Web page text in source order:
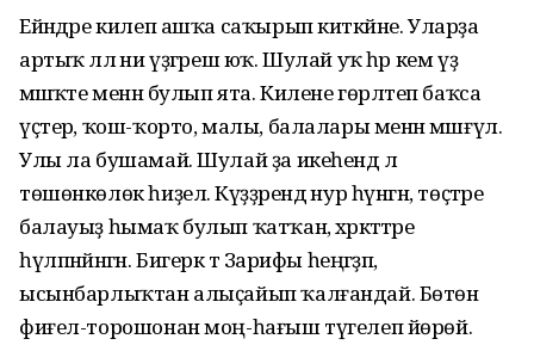
Ейәндәре килеп ашҡа саҡырып киткәйне. Уларҙа
артыҡ әллә ни үҙгәреш юҡ. Шулай уҡ һәр кем үҙ
мәшәҡәте менән булып ята. Килене гөрләтеп баҡса
үҫтерә, ҡош-ҡорто, малы, балалары менән мәшғүл.
Улы ла бушамай. Шулай ҙа икеһендә лә
төшөнкөлөк һиҙелә. Күҙҙәрендә нур һүнгән, төҫтәре
балауыҙ һымаҡ булып ҡатҡан, хәрәкәттәре
һүлпәнәйнгән. Бигерәк тә Зарифы һеңгәҙәп,
ысынбарлыҡтан алыҫайып ҡалғандай. Бөтөн
фиғел-торошонан моң-һағыш түгелеп йөрөй.